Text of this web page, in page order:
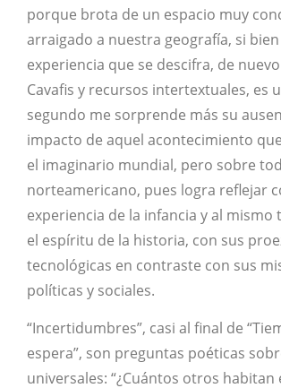
porque brota de un espacio muy
arraigado a nuestra geografía, si bien
experiencia que se descifra, de
Cavafis y recursos intertextuales, es
segundo me sorprende más su
impacto de aquel acontecimiento
el imaginario mundial, pero sobre
norteamericano, pues logra reflejar
experiencia de la infancia y al mismo
el espíritu de la historia, con sus
tecnológicas en contraste con sus
políticas y sociales.
“Incertidumbres”, casi al final de
espera”, son preguntas poéticas
universales: “¿Cuántos otros habitan